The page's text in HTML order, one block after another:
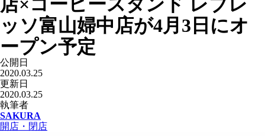
ッソ富山婦中店が4月3日にオ
ープン予定
公開日
2020.03.25
更新日
2020.03.25
執筆者
SAKURA
開店・閉店